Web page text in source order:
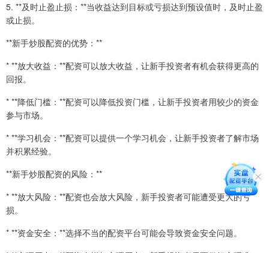
5. **及时止盈止损：**当收益达到目标或亏损达到预设值时，及时止盈
或止损。
**新手炒股配资的优势：**
* **放大收益：**配资可以放大收益，让新手投资者有机会获得更高的
回报。
* **降低门槛：**配资可以降低投资门槛，让新手投资者用较少的资金
参与市场。
* **学习机会：**配资可以提供一个学习机会，让新手投资者了解市场
并积累经验。
**新手炒股配资的风险：**
* **放大风险：**配资也会放大风险，新手投资者可能遭受更大的亏
损。
* **资金安全：**选择不当的配资平台可能会导致资金安全问题。